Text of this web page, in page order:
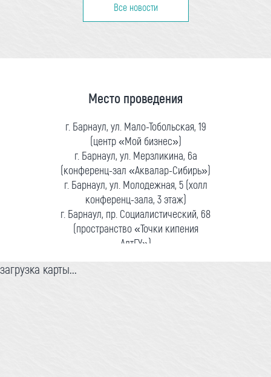
Все новости
Место проведения
г. Барнаул, ул. Мало-Тобольская, 19
(центр «Мой бизнес»)
г. Барнаул, ул. Мерзликина, 6а
(конференц-зал «Аквалар-Сибирь»)
г. Барнаул, ул. Молодежная, 5 (холл
конференц-зала, 3 этаж)
г. Барнаул, пр. Социалистический, 68
(пространство «Точки кипения
АлтГУ»)
загрузка карты...